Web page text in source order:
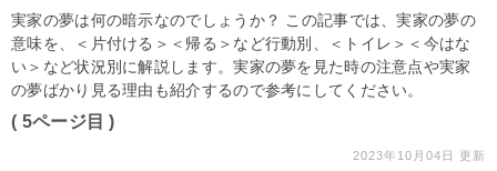
実家の夢は何の暗示なのでしょうか？ この記事では、実家の夢の
意味を、＜片付ける＞＜帰る＞など行動別、＜トイレ＞＜今はな
い＞など状況別に解説します。実家の夢を見た時の注意点や実家
の夢ばかり見る理由も紹介するので参考にしてください。
( 5ページ目 )
2023年10月04日 更新